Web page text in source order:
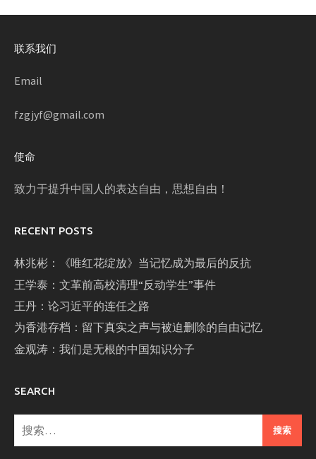
联系我们
Email
fzgjyf@gmail.com
使命
致力于提升中国人的表达自由，思想自由！
RECENT POSTS
林兆彬：《唯红花绽放》当记忆成为最后的反抗
王学泰：文革前高校清理“反动学生”事件
王丹：论习近平的连任之路
为香港存档：留下真实之声与被迫删除的自由记忆
金观涛：我们是无根的中国知识分子
SEARCH
搜
索：